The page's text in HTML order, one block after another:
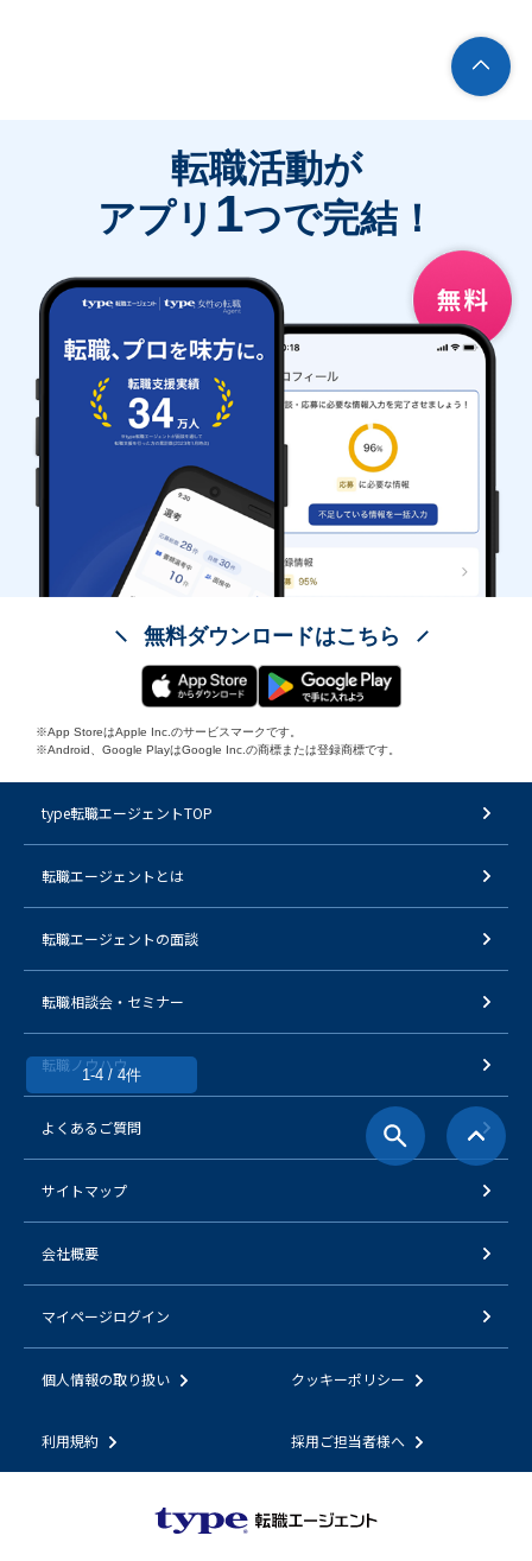
1-4 / 4件
転職活動が
アプリ 1つで完結！
無料ダウンロードはこちら
※App StoreはApple Inc.のサービスマークです。
※Android、Google PlayはGoogle Inc.の商標または登録商標です。
type転職エージェントTOP
転職エージェントとは
転職エージェントの面談
転職相談会・セミナー
転職ノウハウ
よくあるご質問
サイトマップ
会社概要
マイページログイン
個人情報の取り扱い クッキーポリシー
利用規約 採用ご担当者様へ